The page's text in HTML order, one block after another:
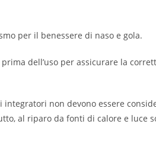
per il benessere di naso e gola.
dell’uso per assicurare la
non devono essere
al riparo da fonti di calore e luce